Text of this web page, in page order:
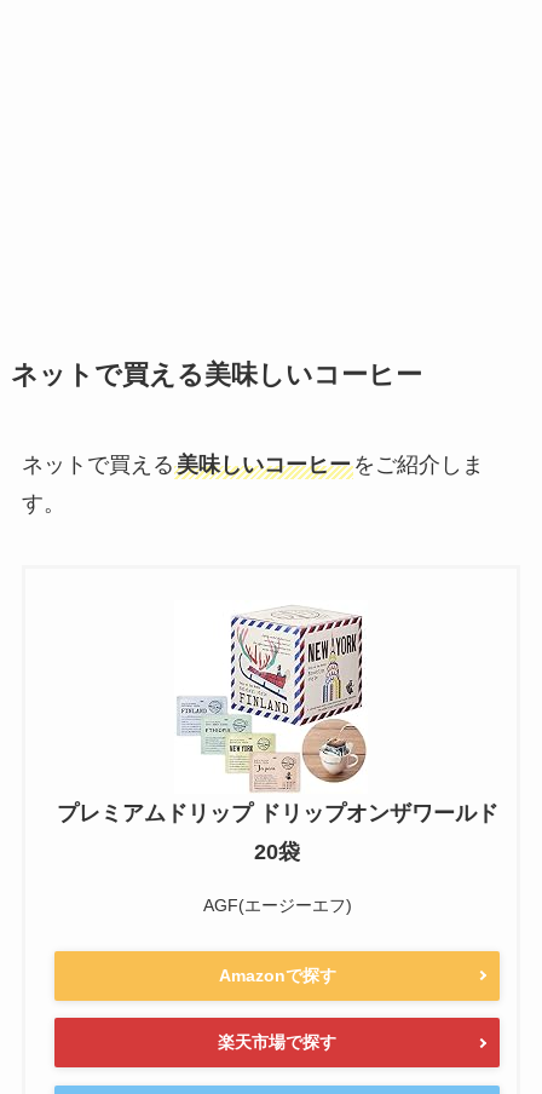
ネットで買える美味しいコーヒー
ネットで買える美味しいコーヒーをご紹介しま
す。
プレミアムドリップ ドリップオンザワールド
20袋
AGF(エージーエフ)
Amazonで探す
楽天市場で探す